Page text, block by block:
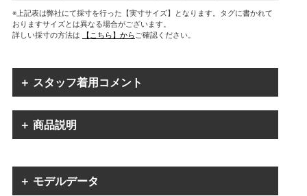
※上記表は弊社にて採寸を行った【実寸サイズ】となります。タグに書かれて
おりますサイズとは異なる場合がございます。
詳しい採寸の方法は
【こちら】からご確認ください。
＋ スタッフ着用コメント
＋ 商品説明
＋ モデルデータ